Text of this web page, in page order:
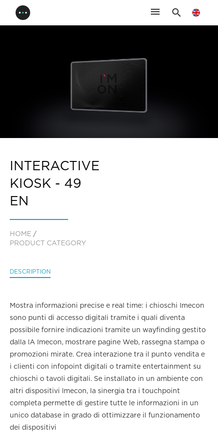
search
menu
INTERACTIVE
KIOSK - 49
EN
HOME /
PRODUCT CATEGORY
DESCRIPTION
Mostra informazioni precise e real time: i chioschi Imecon
sono punti di accesso digitali tramite i quali diventa
possibile fornire indicazioni tramite un wayfinding gestito
dalla IA Imecon, mostrare pagine Web, rassegna stampa o
promozioni mirate. Crea interazione tra il punto vendita e
i clienti con infopoint digitali o tramite entertainment su
chioschi o tavoli digitali. Se installato in un ambiente con
altri dispositivi Imecon, la sinergia tra i touchpoint
completa permette di gestire tutte le informazioni in un
unico database in grado di ottimizzare il funzionamento
dei dispositivi